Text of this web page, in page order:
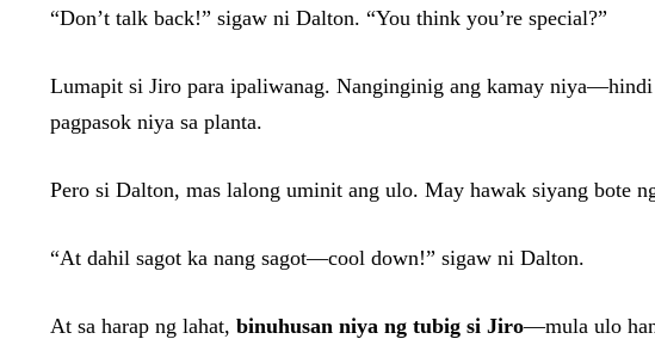
“Don’t talk back!” sigaw ni Dalton. “You think you’re special?”
Lumapit si Jiro para ipaliwanag. Nanginginig ang kamay
pagpasok niya sa planta.
Pero si Dalton, mas lalong uminit ang ulo. May hawak siyang bote
“At dahil sagot ka nang sagot—cool down!” sigaw ni Dalton.
At sa harap ng lahat, binuhusan niya ng tubig si Jiro—mula ulo